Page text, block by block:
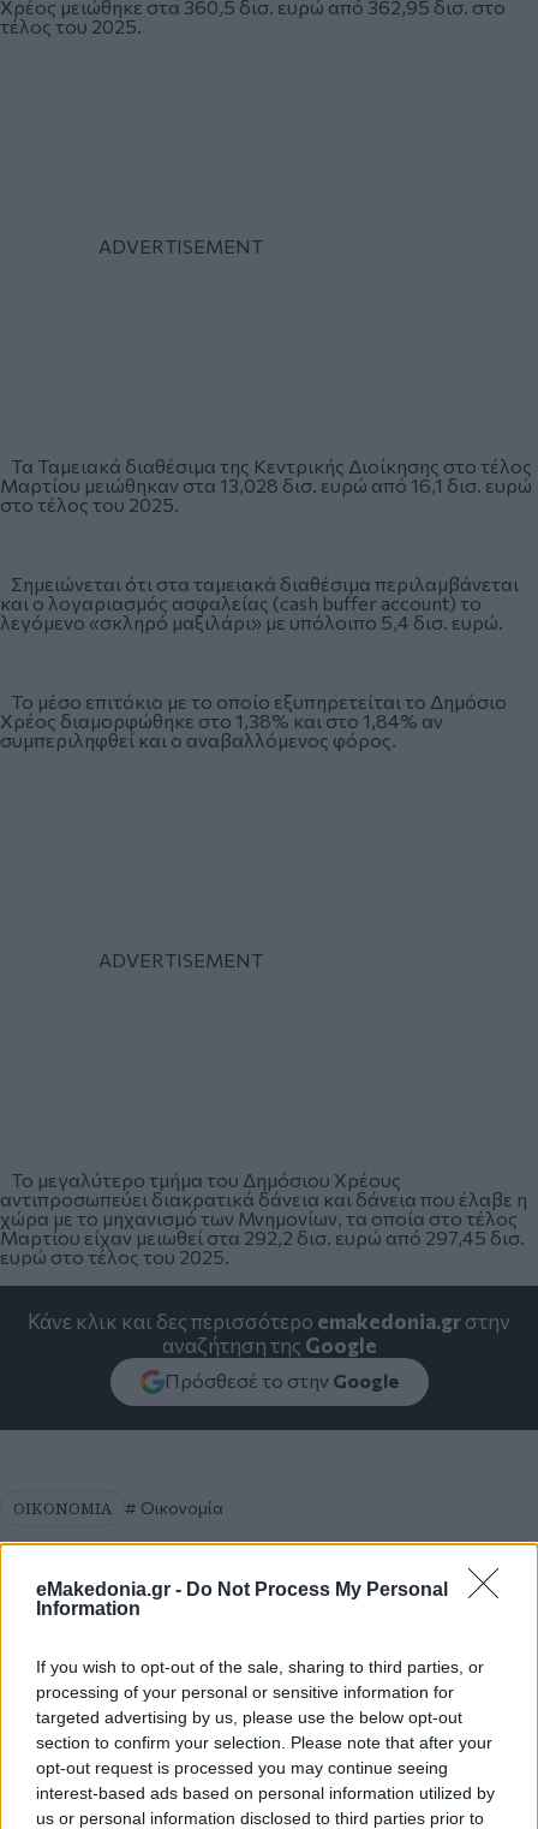
eMakedonia.gr - Do Not Process My Personal
Information
If you wish to opt-out of the sale, sharing to third parties, or
processing of your personal or sensitive information for
targeted advertising by us, please use the below opt-out
section to confirm your selection. Please note that after your
opt-out request is processed you may continue seeing
interest-based ads based on personal information utilized by
us or personal information disclosed to third parties prior to
Χρέος μειώθηκε στα 360,5 δισ. ευρώ από 362,95 δισ. στο
τέλος του 2025.
Τα Ταμειακά διαθέσιμα της Κεντρικής Διοίκησης στο τέλος
Μαρτίου μειώθηκαν στα 13,028 δισ. ευρώ από 16,1 δισ. ευρώ
στο τέλος του 2025.
Σημειώνεται ότι στα ταμειακά διαθέσιμα περιλαμβάνεται
και o λογαριασμός ασφαλείας (cash buffer account) το
λεγόμενο «σκληρό μαξιλάρι» με υπόλοιπο 5,4 δισ. ευρώ.
Το μέσο επιτόκιο με το οποίο εξυπηρετείται το Δημόσιο
Χρέος διαμορφώθηκε στο 1,38% και στο 1,84% αν
συμπεριληφθεί και ο αναβαλλόμενος φόρος.
Το μεγαλύτερο τμήμα του Δημόσιου Χρέους
αντιπροσωπεύει διακρατικά δάνεια και δάνεια που έλαβε η
χώρα με το μηχανισμό των Μνημονίων, τα οποία στο τέλος
Μαρτίου είχαν μειωθεί στα 292,2 δισ. ευρώ από 297,45 δισ.
ευρώ στο τέλος του 2025.
Κάνε κλικ και δες περισσότερο emakedonia.grστην
αναζήτηση της Google
Πρόσθεσέ το στην Google
ΟΙΚΟΝΟΜΙΑ Οικονομία